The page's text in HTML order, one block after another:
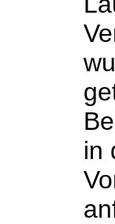
in